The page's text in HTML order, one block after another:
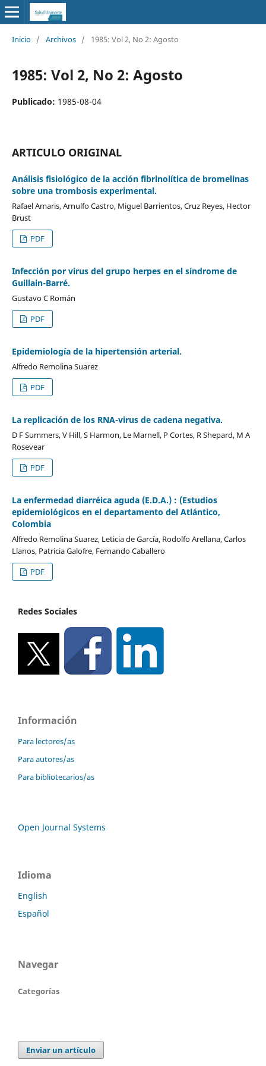
Inicio / Archivos / 1985: Vol 2, No 2: Agosto
1985: Vol 2, No 2: Agosto
Publicado: 1985-08-04
ARTICULO ORIGINAL
Análisis fisiológico de la acción fibrinolítica de bromelinas
sobre una trombosis experimental.
Rafael Amaris, Arnulfo Castro, Miguel Barrientos, Cruz Reyes, Hector
Brust
PDF
Infección por virus del grupo herpes en el síndrome de
Guillain-Barré.
Gustavo C Román
PDF
Epidemiología de la hipertensión arterial.
Alfredo Remolina Suarez
PDF
La replicación de los RNA-virus de cadena negativa.
D F Summers, V Hill, S Harmon, Le Marnell, P Cortes, R Shepard, M A
Rosevear
PDF
La enfermedad diarréica aguda (E.D.A.) : (Estudios
epidemiológicos en el departamento del Atlántico,
Colombia
Alfredo Remolina Suarez, Leticia de García, Rodolfo Arellana, Carlos
Llanos, Patricia Galofre, Fernando Caballero
PDF
Redes Sociales
Información
Para lectores/as
Para autores/as
Para bibliotecarios/as
Open Journal Systems
Idioma
English
Español
Navegar
Categorías
Enviar un artículo